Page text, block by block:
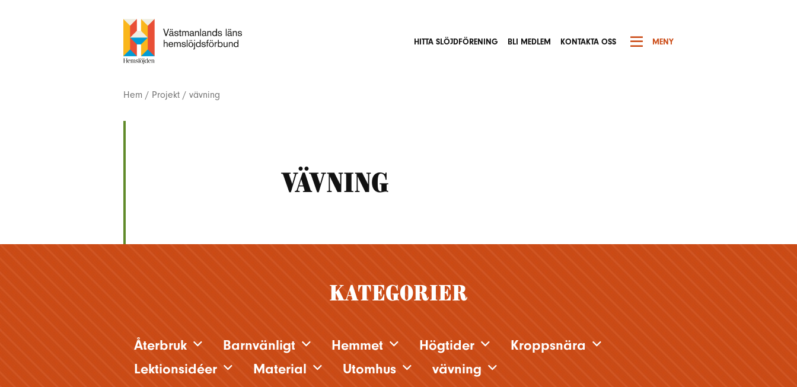
HITTA SLÖJDFÖRENING BLI MEDLEM KONTAKTA OSS MENY
Hem / Projekt / vävning
vävning
Kategorier
Återbruk Barnvänligt Hemmet Högtider
Kroppsnära
Lektionsidéer
Material Utomhus vävning